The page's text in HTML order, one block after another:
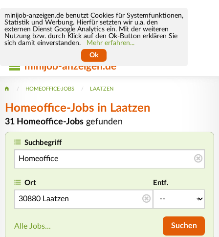
minijob-anzeigen.de benutzt Cookies für Systemfunktionen,
Statistik und Werbung. Hierfür setzten wir u.a. den
externen Dienst Google Analytics ein. Mit der weiteren
Nutzung bzw. durch Klick auf den Ok-Button erklären Sie
sich damit einverstanden.
Mehr erfahren...
Ok
minijob-anzeigen.de
HOMEOFFICE-JOBS LAATZEN
Homeoffice-Jobs in Laatzen
31 Homeoffice-Jobs gefunden
Suchbegriff
Ort Entf.
Alle Jobs... Suchen